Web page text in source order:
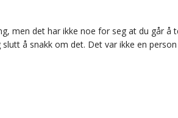
men det har ikke noe for seg at du går å
å snakk om det. Det var ikke en